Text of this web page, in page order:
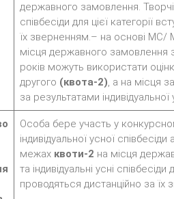
державного замовлення. Творчі
співбесіди для цієї категорії
їх зверненням.– на основі
місця державного замовлення
років можуть використати
другого (квота-2), а на місця
за результатами
Особа бере участь у
індивідуальної усної
межах квоти-2 на місця
та індивідуальні усні співбесіди
проводяться дистанційно за їх